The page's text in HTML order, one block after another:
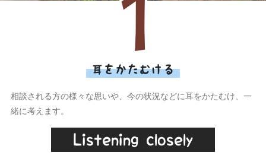
耳をかたむける
相談される方の様々な思いや、今の状況などに耳をかたむけ、一
緒に考えます。
Listening closely